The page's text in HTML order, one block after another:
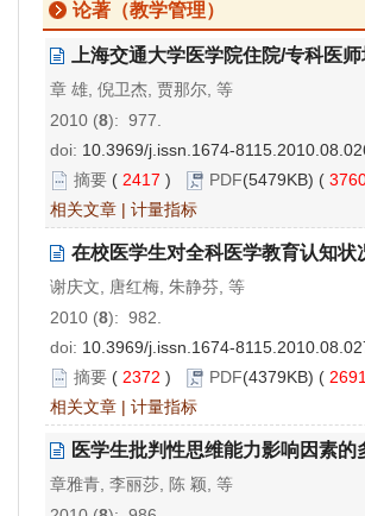
论著（教学管理）
上海交通大学医学院住院/专科医
章 雄, 倪卫杰, 贾那尔, 等
2010 (8): 977.
doi: 10.3969/j.issn.1674-
摘要 ( 2417 ) PDF(5479KB) (
相关文章 | 计量指标
在校医学生对全科医学教育认知状
谢庆文, 唐红梅, 朱静芬, 等
2010 (8): 982.
doi: 10.3969/j.issn.1674-
摘要 ( 2372 ) PDF(4379KB) ( 2691
相关文章 | 计量指标
医学生批判性思维能力影响因素的
章雅青, 李丽莎, 陈 颖, 等